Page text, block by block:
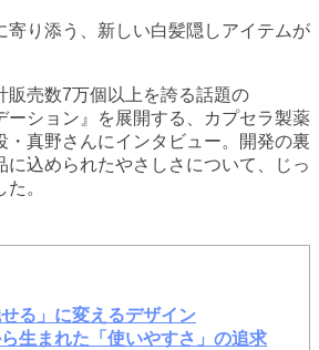
寄り添う、新しい白髪隠しアイテムが
販売数7万個以上を誇る話題の
ーション』を展開する、カプセラ製薬
・真野さんにインタビュー。開発の裏
に込められたやさしさについて、じっ
。
せる」に変えるデザイン
生まれた「使いやすさ」の追求